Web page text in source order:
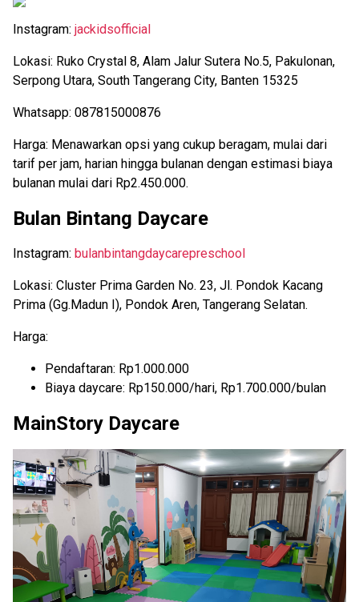
Instagram: jackidsofficial
Lokasi: Ruko Crystal 8, Alam Jalur Sutera No.5, Pakulonan,
Serpong Utara, South Tangerang City, Banten 15325
Whatsapp: 087815000876
Harga: Menawarkan opsi yang cukup beragam, mulai dari
tarif per jam, harian hingga bulanan dengan estimasi biaya
bulanan mulai dari Rp2.450.000.
Bulan Bintang Daycare
Instagram: bulanbintangdaycarepreschool
Lokasi: Cluster Prima Garden No. 23, Jl. Pondok Kacang
Prima (Gg.Madun I), Pondok Aren, Tangerang Selatan.
Harga:
Pendaftaran: Rp1.000.000
Biaya daycare: Rp150.000/hari, Rp1.700.000/bulan
MainStory Daycare